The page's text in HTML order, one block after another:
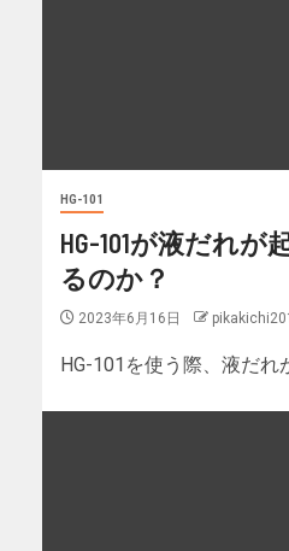
HG-101
HG-101が液だれが
るのか？
2023年6月16日
HG-101を使う際、液だれ